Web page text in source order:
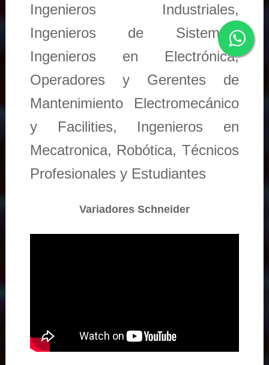
Ingenieros Industriales,
Ingenieros de Sistemas,
Ingenieros en Electrónica,
Operadores y Gerentes de
Mantenimiento Electromecánico
y Facilities, Ingenieros en
Mecatronica, Robótica, Técnicos
Profesionales y Estudiantes
Variadores Schneider